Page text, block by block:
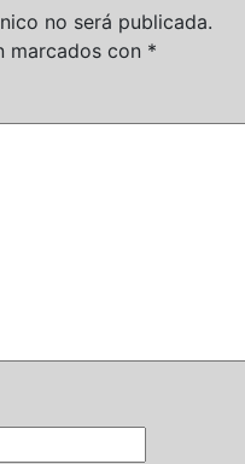
no será publicada.
marcados con *